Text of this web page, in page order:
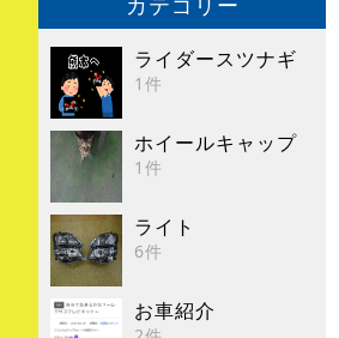
ライダースツナギ
1件
ホイールキャップ
1件
ライト
6件
お車紹介